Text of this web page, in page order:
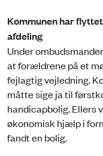
Kommunen har
afdeling
Under
at forældrene på et
fejlagtig vejledning.
måtte sige ja til
handicapbolig. Ellers
økonomisk hjælp i
fandt en bolig.